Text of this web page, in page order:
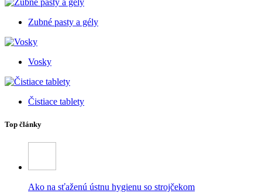
Zubné pasty a gély
Vosky
Čistiace tablety
Top články
Ako na sťaženú ústnu hygienu so strojčekom